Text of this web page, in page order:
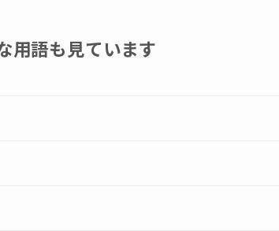
用語も見ています